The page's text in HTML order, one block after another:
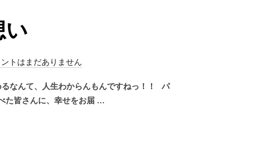
い
ントはまだありません
なんて、人生わからんもんですねっ！！ パ
た皆さんに、幸せをお届 …